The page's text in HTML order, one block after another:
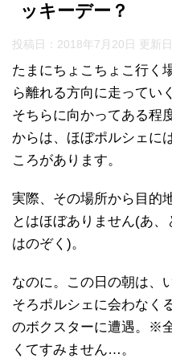
ッキーデー？
投稿日：2018年7月20日 更新日
たまにちょこちょこ行く
ら離れる方向に走ってい
そちらに向かってある程
からは、ほぼポルシェに
ころがあります。
実際、その場所から目的
とはほぼありません(あ
はのぞく)。
なのに。この日の朝は、
そろポルシェに会わなく
のボクスターに遭遇。※
くてすみません…。